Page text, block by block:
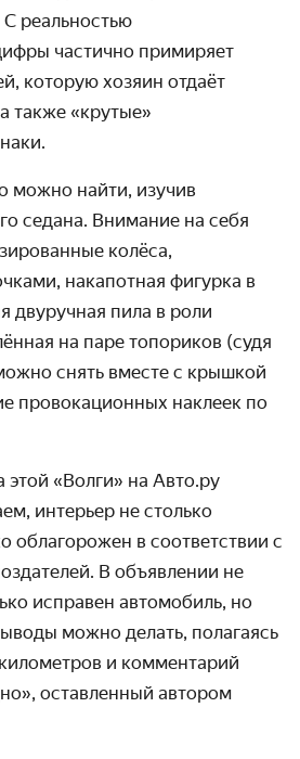
реальностью
частично примиряет
которую хозяин отдаёт
также «крутые»
можно найти, изучив
седана. Внимание на себя
колёса,
накапотная фигурка в
двуручная пила в роли
на паре топориков (судя
снять вместе с крышкой
провокационных наклеек по
«Волги» на Авто.ру
интерьер не столько
облагорожен в соответствии с
В объявлении не
исправен автомобиль, но
можно делать, полагаясь
и комментарий
оставленный автором